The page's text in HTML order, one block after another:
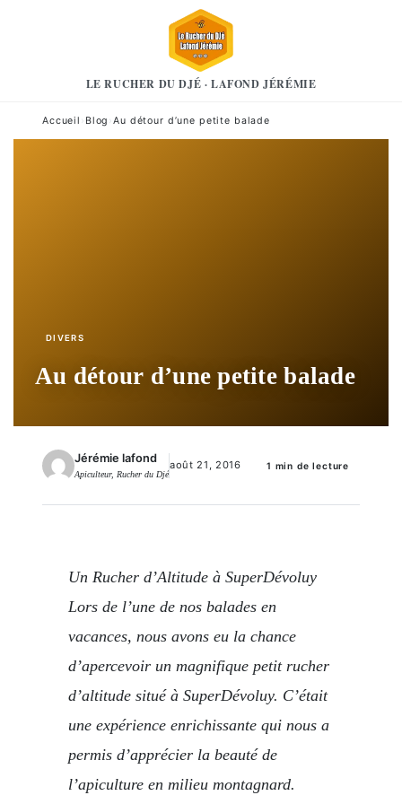
LE RUCHER DU DJÉ · LAFOND JÉRÉMIE
Accueil › Blog ›Au détour d’une petite balade
DIVERS
Au détour d’une petite balade
Jérémie lafond
Apiculteur, Rucher du Djé
août 21, 2016 1 min de lecture
Un Rucher d’Altitude à SuperDévoluy
Lors de l’une de nos balades en
vacances, nous avons eu la chance
d’apercevoir un magnifique petit rucher
d’altitude situé à SuperDévoluy. C’était
une expérience enrichissante qui nous a
permis d’apprécier la beauté de
l’apiculture en milieu montagnard.